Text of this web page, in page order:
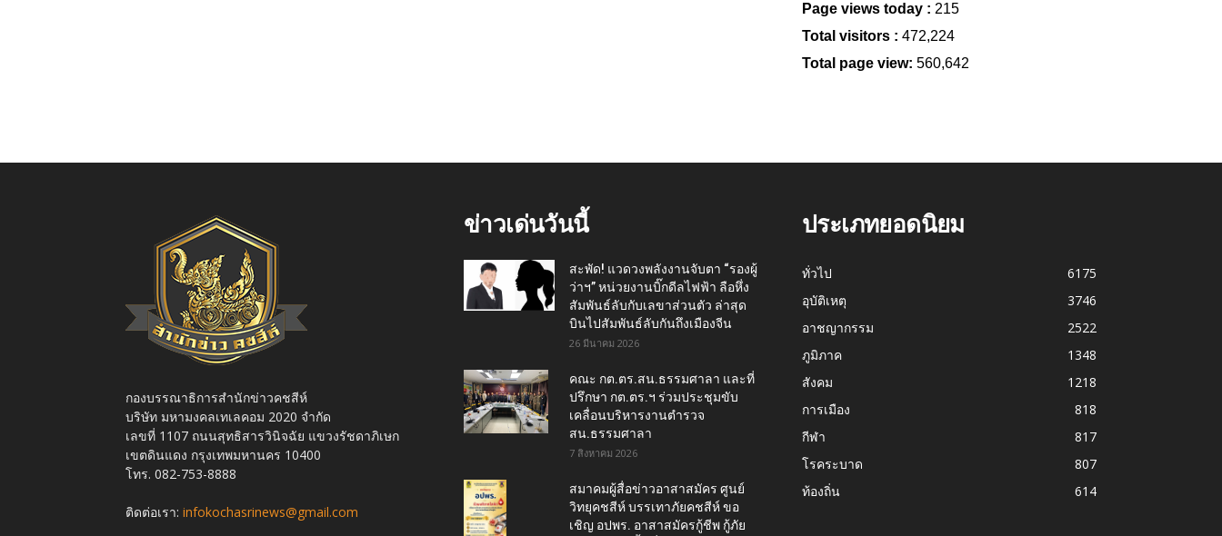
Page views today : 215
Total visitors : 472,224
Total page view: 560,642
กองบรรณาธิการสำนักข่าวคชสีห์
บริษัท มหามงคลเทเลคอม 2020 จำกัด
เลขที่ 1107 ถนนสุทธิสารวินิจฉัย แขวงรัชดาภิเษก
เขตดินแดง กรุงเทพมหานคร 10400
โทร. 082-753-8888
ติดต่อเรา: infokochasrinews@gmail.com
ข่าวเด่นวันนี้
สะพัด! แวดวงพลังงานจับตา “รองผู้
ว่าฯ” หน่วยงานบิ๊กดีลไฟฟ้า ลือหึ่ง
สัมพันธ์ลับกับเลขาส่วนตัว ล่าสุด
บินไปสัมพันธ์ลับกันถึงเมืองจีน
26 มีนาคม 2026
คณะ กต.ตร.สน.ธรรมศาลา และที่
ปรึกษา กต.ตร.ฯ ร่วมประชุมขับ
เคลื่อนบริหารงานตำรวจ
สน.ธรรมศาลา
7 สิงหาคม 2026
สมาคมผู้สื่อข่าวอาสาสมัคร ศูนย์
วิทยุคชสีห์ บรรเทาภัยคชสีห์ ขอ
เชิญ อปพร. อาสาสมัครกู้ชีพ กู้ภัย
ประเภทยอดนิยม
ทั่วไป
6175
อุบัติเหตุ
3746
อาชญากรรม
2522
ภูมิภาค
1348
สังคม
1218
การเมือง
818
กีฬา
817
โรคระบาด
807
ท้องถิ่น
614